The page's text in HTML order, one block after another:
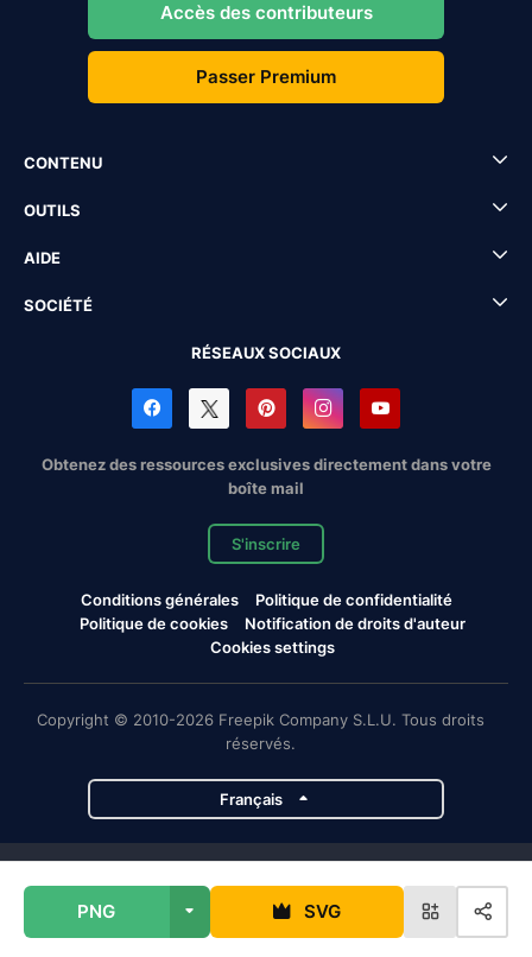
PNG SVG
Accès des contributeurs
Passer Premium
CONTENU
OUTILS
AIDE
SOCIÉTÉ
RÉSEAUX SOCIAUX
Obtenez des ressources exclusives directement dans votre
boîte mail
S'inscrire
Conditions générales
Politique de confidentialité
Politique de cookies
Notification de droits d'auteur
Cookies settings
Copyright © 2010-2026 Freepik Company S.L.U. Tous droits
réservés.
Français